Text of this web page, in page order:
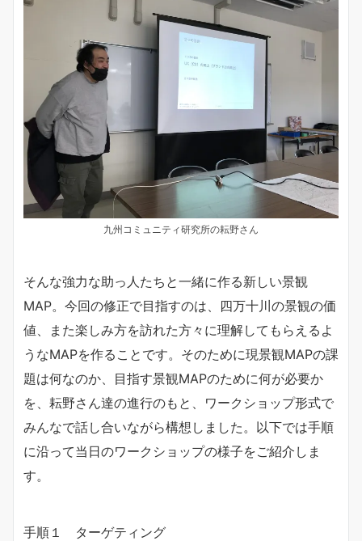
九州コミュニティ研究所の耘野さん
そんな強力な助っ人たちと一緒に作る新しい景観
MAP。今回の修正で目指すのは、四万十川の景観の価
値、また楽しみ方を訪れた方々に理解してもらえるよ
うなMAPを作ることです。そのために現景観MAPの課
題は何なのか、目指す景観MAPのために何が必要か
を、耘野さん達の進行のもと、ワークショップ形式で
みんなで話し合いながら構想しました。以下では手順
に沿って当日のワークショップの様子をご紹介しま
す。
手順１ ターゲティング